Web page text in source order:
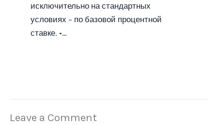
исключительно на стандартных
условиях – по базовой процентной
ставке. •…
Leave a Comment